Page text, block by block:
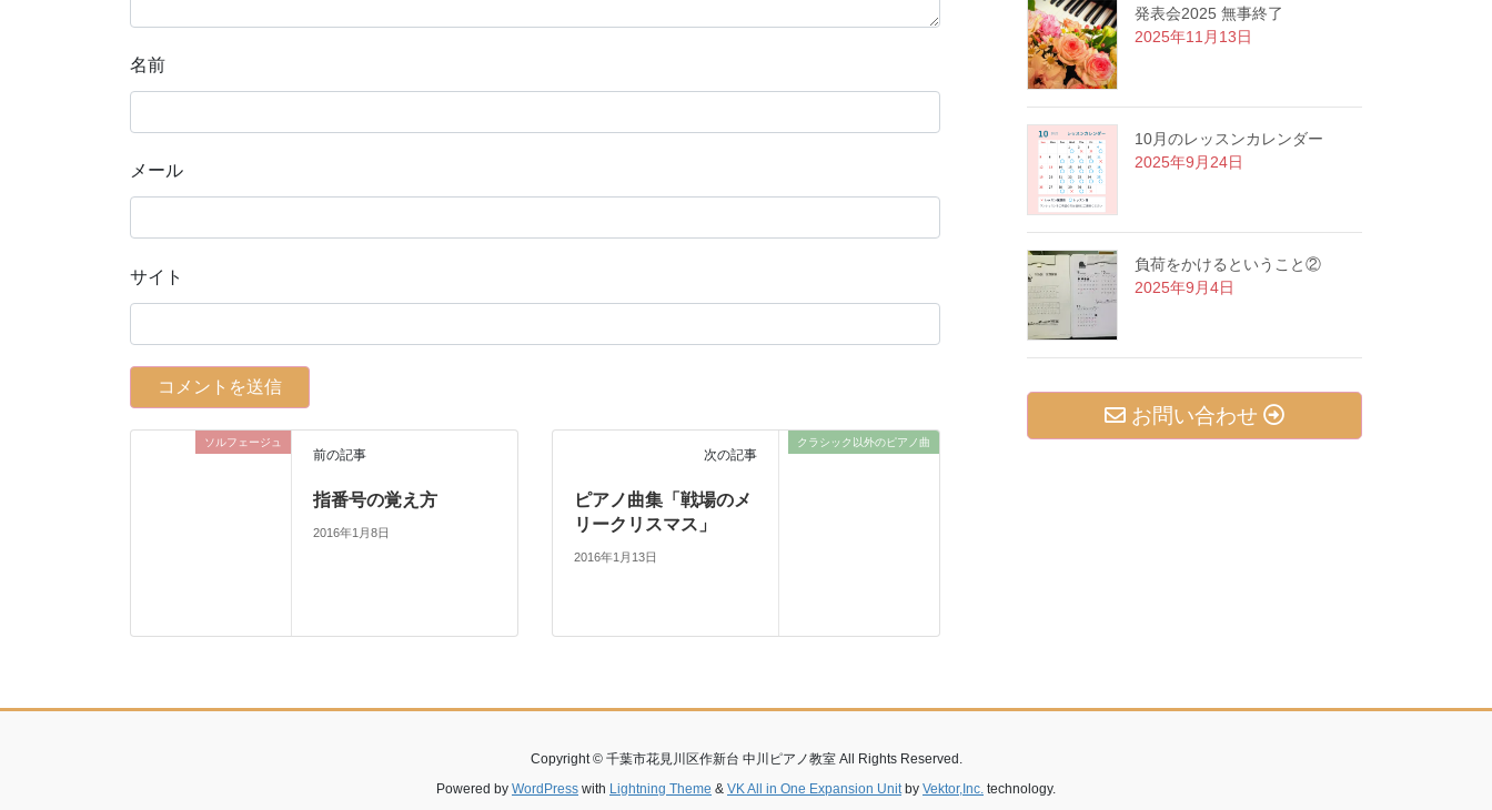
名前
メール
サイト
ソルフェージュ
前の記事
指番号の覚え方
2016年1月8日
クラシック以外のピアノ曲
次の記事
ピアノ曲集「戦場のメ
リークリスマス」
2016年1月13日
発表会2025 無事終了
2025年11月13日
10月のレッスンカレンダー
2025年9月24日
負荷をかけるということ②
2025年9月4日
お問い合わせ
Copyright © 千葉市花見川区作新台 中川ピアノ教室 All Rights Reserved.
Powered by WordPress with Lightning Theme & VK All in One Expansion Unitby Vektor,Inc. technology.